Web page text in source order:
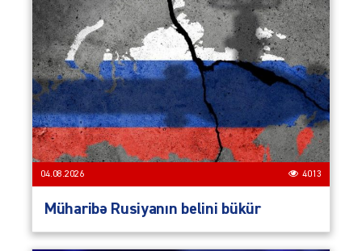
04.08.2026 4013
Müharibə Rusiyanın belini bükür